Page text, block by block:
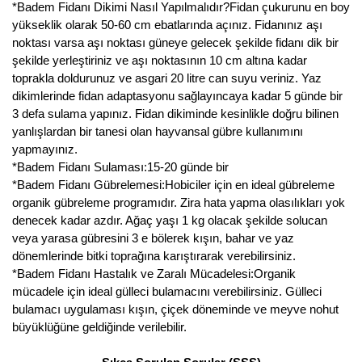
*Badem Fidanı Dikimi Nasıl Yapılmalıdır?Fidan çukurunu en boy
yükseklik olarak 50-60 cm ebatlarında açınız. Fidanınız aşı
noktası varsa aşı noktası güneye gelecek şekilde fidanı dik bir
şekilde yerleştiriniz ve aşı noktasının 10 cm altına kadar
toprakla doldurunuz ve asgari 20 litre can suyu veriniz. Yaz
dikimlerinde fidan adaptasyonu sağlayıncaya kadar 5 günde bir
3 defa sulama yapınız. Fidan dikiminde kesinlikle doğru bilinen
yanlışlardan bir tanesi olan hayvansal gübre kullanımını
yapmayınız.
*Badem Fidanı Sulaması:15-20 günde bir
*Badem Fidanı Gübrelemesi:Hobiciler için en ideal gübreleme
organik gübreleme programıdır. Zira hata yapma olasılıkları yok
denecek kadar azdır. Ağaç yaşı 1 kg olacak şekilde solucan
veya yarasa gübresini 3 e bölerek kışın, bahar ve yaz
dönemlerinde bitki toprağına karıştırarak verebilirsiniz.
*Badem Fidanı Hastalık ve Zaralı Mücadelesi:Organik
mücadele için ideal gülleci bulamacını verebilirsiniz. Gülleci
bulamacı uygulaması kışın, çiçek döneminde ve meyve nohut
büyüklüğüne geldiğinde verilebilir.